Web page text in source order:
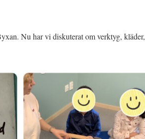
Nu har vi diskuterat om verktyg, kläder,